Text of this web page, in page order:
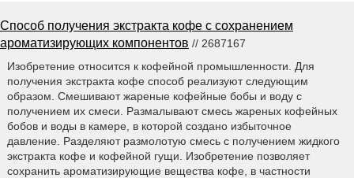
Способ получения экстракта кофе с сохранением
ароматизирующих компонентов // 2687167
Изобретение относится к кофейной промышленности. Для
получения экстракта кофе способ реализуют следующим
образом. Смешивают жареные кофейные бобы и воду с
получением их смеси. Размалывают смесь жареных кофейных
бобов и воды в камере, в которой создано избыточное
давление. Разделяют размолотую смесь с получением жидкого
экстракта кофе и кофейной гущи. Изобретение позволяет
сохранить ароматизирующие вещества кофе, в частности